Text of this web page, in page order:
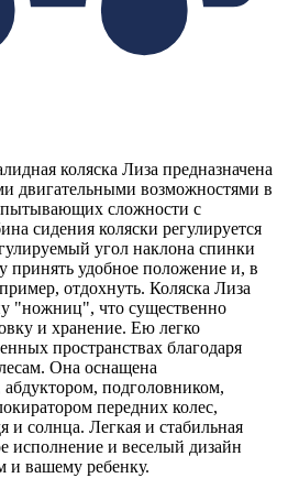
коляска Лиза предназначена
двигательными возможностями в
сложности с
сидения коляски регулируется
угол наклона спинки
принять удобное положение и, в
отдохнуть. Коляска Лиза
"ножниц", что существенно
и хранение. Ею легко
пространствах благодаря
Она оснащена
подголовником,
передних колес,
солнца. Легкая и стабильная
исполнение и веселый дизайн
и вашему ребенку.